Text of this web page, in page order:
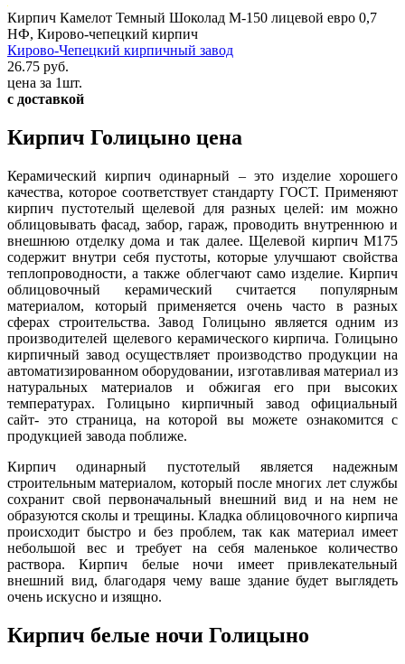
Кирпич Камелот Темный Шоколад М-150 лицевой евро 0,7
НФ, Кирово-чепецкий кирпич
Кирово-Чепецкий кирпичный завод
26.75 руб.
цена за 1шт.
с доставкой
Кирпич Голицыно цена
Керамический кирпич одинарный – это изделие хорошего
качества, которое соответствует стандарту ГОСТ. Применяют
кирпич пустотелый щелевой для разных целей: им можно
облицовывать фасад, забор, гараж, проводить внутреннюю и
внешнюю отделку дома и так далее. Щелевой кирпич М175
содержит внутри себя пустоты, которые улучшают свойства
теплопроводности, а также облегчают само изделие. Кирпич
облицовочный керамический считается популярным
материалом, который применяется очень часто в разных
сферах строительства. Завод Голицыно является одним из
производителей щелевого керамического кирпича. Голицыно
кирпичный завод осуществляет производство продукции на
автоматизированном оборудовании, изготавливая материал из
натуральных материалов и обжигая его при высоких
температурах. Голицыно кирпичный завод официальный
сайт- это страница, на которой вы можете ознакомится с
продукцией завода поближе.
Кирпич одинарный пустотелый является надежным
строительным материалом, который после многих лет службы
сохранит свой первоначальный внешний вид и на нем не
образуются сколы и трещины. Кладка облицовочного кирпича
происходит быстро и без проблем, так как материал имеет
небольшой вес и требует на себя маленькое количество
раствора. Кирпич белые ночи имеет привлекательный
внешний вид, благодаря чему ваше здание будет выглядеть
очень искусно и изящно.
Кирпич белые ночи Голицыно